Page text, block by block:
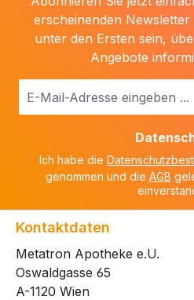
erscheinenden
unter den Ersten sein,
Angebote
E-
Ich habe die
genommen und die AGB
Kontaktdaten
Metatron Apotheke e.U.
Oswaldgasse 65
A-1120 Wien